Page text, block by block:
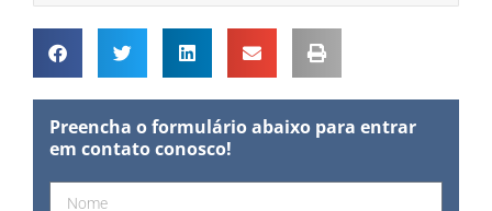
Preencha o formulário abaixo para entrar
em contato conosco!